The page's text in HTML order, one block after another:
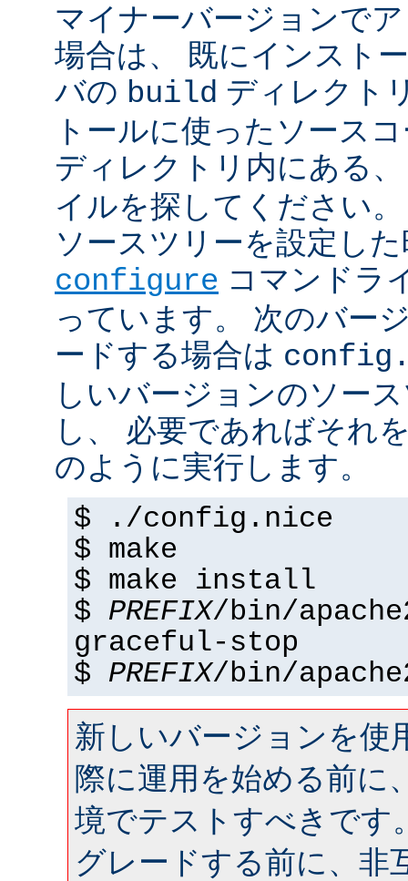
マイナーバージョンで
場合は、 既にインスト
バの build ディレクト
トールに使ったソース
ディレクトリ内にある
イルを探してください
ソースツリーを設定し
configure コマンドラ
っています。 次のバー
ードする場合は
しいバージョンのソー
し、 必要であればそれ
のように実行します。
$ ./config.nice
$ make
$ make install
$ PREFIX/bin/
graceful-stop
$ PREFIX/bin/
新しいバージョンを使
際に運用を始める前に
境でテストすべきです
グレードする前に、非